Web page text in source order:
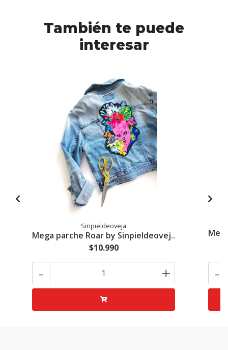
También te puede
interesar
Sinpieldeoveja
Mega parche Roar by Sinpieldeovej..
$10.990
- + -